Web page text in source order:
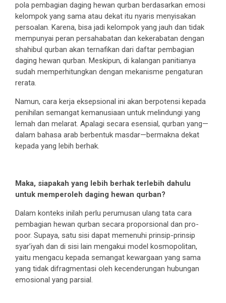
pola pembagian daging hewan qurban berdasarkan emosi
kelompok yang sama atau dekat itu nyaris menyisakan
persoalan. Karena, bisa jadi kelompok yang jauh dan tidak
mempunyai peran persahabatan dan kekerabatan dengan
shahibul qurban akan ternafikan dari daftar pembagian
daging hewan qurban. Meskipun, di kalangan panitianya
sudah memperhitungkan dengan mekanisme pengaturan
rerata.
Namun, cara kerja eksepsional ini akan berpotensi kepada
penihilan semangat kemanusiaan untuk melindungi yang
lemah dan melarat. Apalagi secara esensial, qurban yang—
dalam bahasa arab berbentuk masdar—bermakna dekat
kepada yang lebih berhak.
Maka, siapakah yang lebih berhak terlebih dahulu
untuk memperoleh daging hewan qurban?
Dalam konteks inilah perlu perumusan ulang tata cara
pembagian hewan qurban secara proporsional dan pro-
poor. Supaya, satu sisi dapat memenuhi prinsip-prinsip
syar’iyah dan di sisi lain mengakui model kosmopolitan,
yaitu mengacu kepada semangat kewargaan yang sama
yang tidak difragmentasi oleh kecenderungan hubungan
emosional yang parsial.